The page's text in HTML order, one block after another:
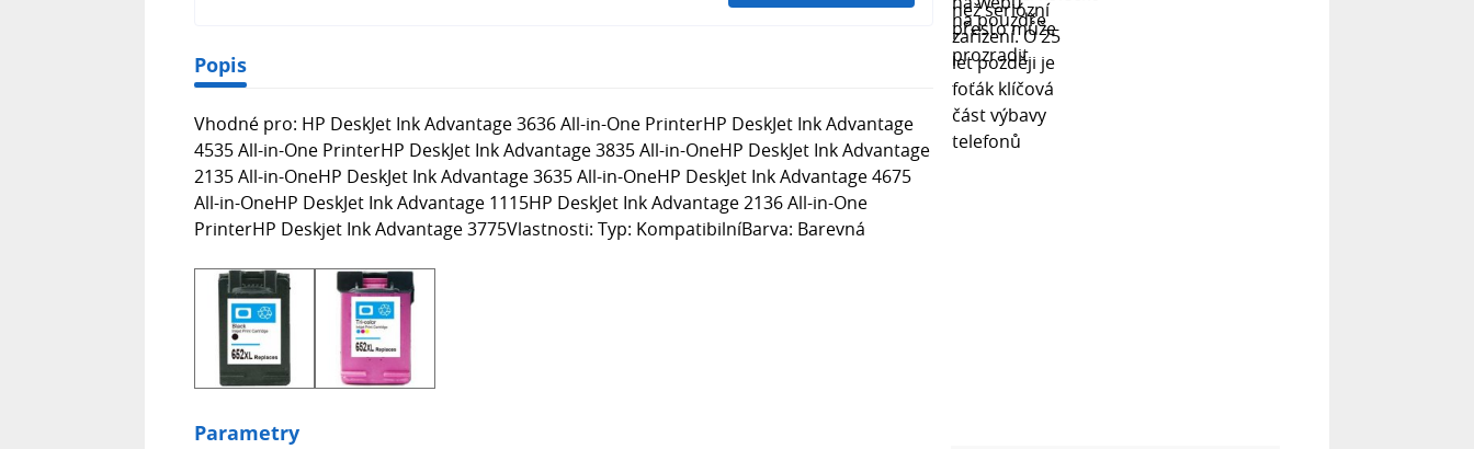
Popis
Vhodné pro: HP DeskJet Ink Advantage 3636 All-in-One PrinterHP DeskJet Ink Advantage
4535 All-in-One PrinterHP DeskJet Ink Advantage 3835 All-in-OneHP DeskJet Ink Advantage
2135 All-in-OneHP DeskJet Ink Advantage 3635 All-in-OneHP DeskJet Ink Advantage 4675
All-in-OneHP DeskJet Ink Advantage 1115HP DeskJet Ink Advantage 2136 All-in-One
PrinterHP Deskjet Ink Advantage 3775Vlastnosti: Typ: KompatibilníBarva: Barevná
Parametry